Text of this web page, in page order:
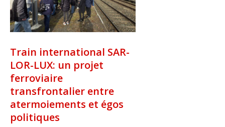
Train international SAR-
LOR-LUX: un projet
ferroviaire
transfrontalier entre
atermoiements et égos
politiques